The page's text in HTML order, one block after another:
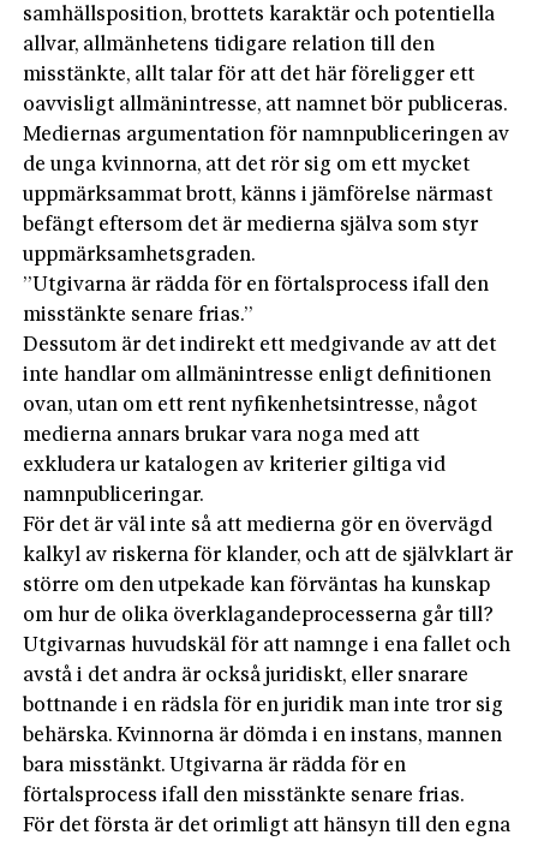
samhällsposition, brottets karaktär och potentiella
allvar, allmänhetens tidigare relation till den
misstänkte, allt talar för att det här föreligger ett
oavvisligt allmänintresse, att namnet bör publiceras.
Mediernas argumentation för namnpubliceringen av
de unga kvinnorna, att det rör sig om ett mycket
uppmärksammat brott, känns i jämförelse närmast
befängt eftersom det är medierna själva som styr
uppmärksamhetsgraden.
”Utgivarna är rädda för en förtalsprocess ifall den
misstänkte senare frias.”
Dessutom är det indirekt ett medgivande av att det
inte handlar om allmänintresse enligt definitionen
ovan, utan om ett rent nyfikenhetsintresse, något
medierna annars brukar vara noga med att
exkludera ur katalogen av kriterier giltiga vid
namnpubliceringar.
För det är väl inte så att medierna gör en övervägd
kalkyl av riskerna för klander, och att de självklart är
större om den utpekade kan förväntas ha kunskap
om hur de olika överklagandeprocesserna går till?
Utgivarnas huvudskäl för att namnge i ena fallet och
avstå i det andra är också juridiskt, eller snarare
bottnande i en rädsla för en juridik man inte tror sig
behärska. Kvinnorna är dömda i en instans, mannen
bara misstänkt. Utgivarna är rädda för en
förtalsprocess ifall den misstänkte senare frias.
För det första är det orimligt att hänsyn till den egna